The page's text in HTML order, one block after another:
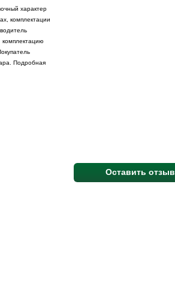
характер
комплектации
комплектацию
Подробная
Оставить отзыв